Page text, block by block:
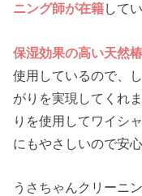
ニング師が在籍して
保湿効果の高い天然
使用しているので、
がりを実現してくれ
りを使用してワイシ
にもやさしいので安
うさちゃんクリーニ